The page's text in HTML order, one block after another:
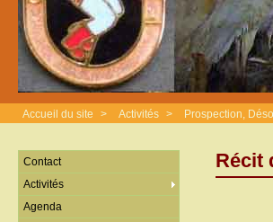
Accueil du site > Activités > Prospection,
Récit
Contact
Activités
Agenda